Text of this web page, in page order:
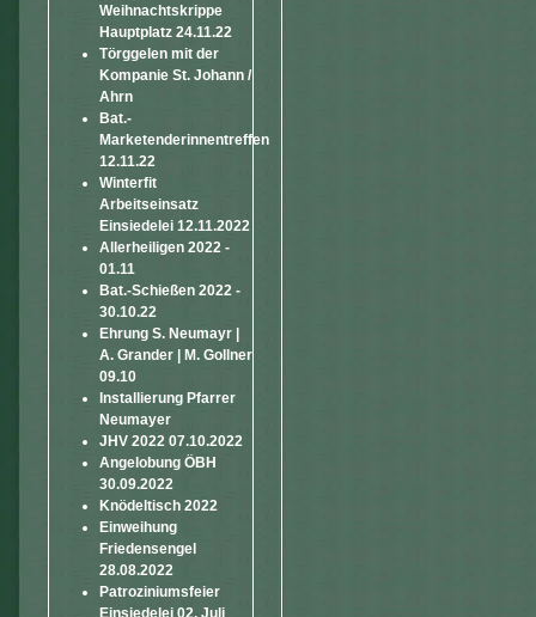
Weihnachtskrippe
Hauptplatz 24.11.22
Törggelen mit der
Kompanie St. Johann /
Ahrn
Bat.-
Marketenderinnentreffen
12.11.22
Winterfit
Arbeitseinsatz
Einsiedelei 12.11.2022
Allerheiligen 2022 -
01.11
Bat.-Schießen 2022 -
30.10.22
Ehrung S. Neumayr |
A. Grander | M. Gollner
09.10
Installierung Pfarrer
Neumayer
JHV 2022 07.10.2022
Angelobung ÖBH
30.09.2022
Knödeltisch 2022
Einweihung
Friedensengel
28.08.2022
Patroziniumsfeier
Einsiedelei 02. Juli